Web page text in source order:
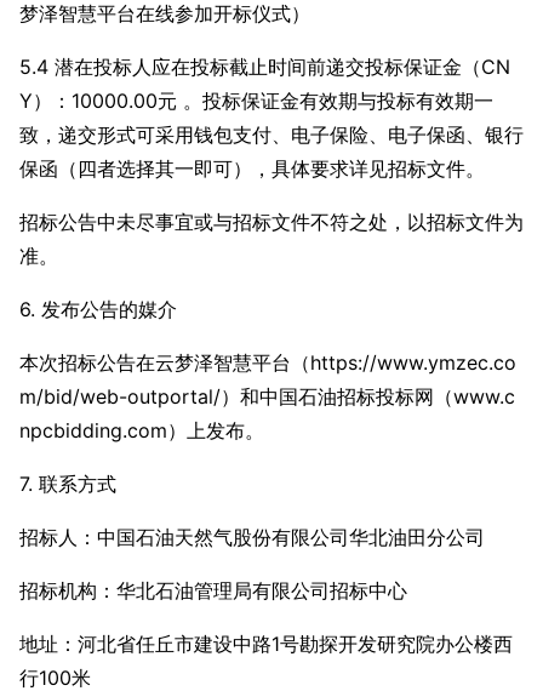
梦泽智慧平台在线参加开标仪式）
5.4 潜在投标人应在投标截止时间前递交投标保证金（CN
Y）：10000.00元 。投标保证金有效期与投标有效期一
致，递交形式可采用钱包支付、电子保险、电子保函、银行
保函（四者选择其一即可），具体要求详见招标文件。
招标公告中未尽事宜或与招标文件不符之处，以招标文件为
准。
6. 发布公告的媒介
本次招标公告在云梦泽智慧平台（https://www.ymzec.co
m/bid/web-outportal/）和中国石油招标投标网（www.c
npcbidding.com）上发布。
7. 联系方式
招标人：中国石油天然气股份有限公司华北油田分公司
招标机构：华北石油管理局有限公司招标中心
地址：河北省任丘市建设中路1号勘探开发研究院办公楼西
行100米